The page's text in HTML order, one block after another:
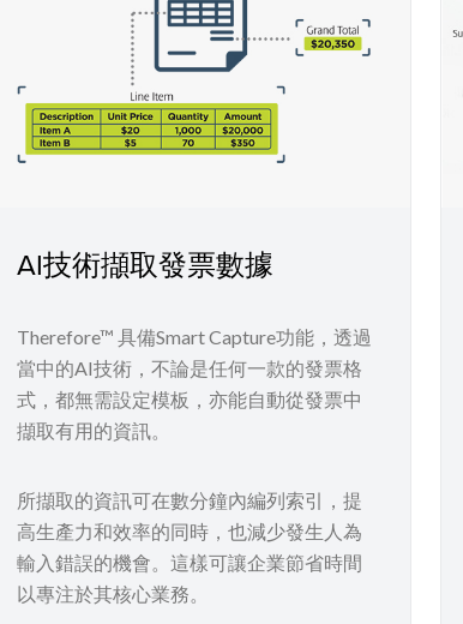
AI技術擷取發票數據
Therefore™ 具備Smart Capture功能，透過
當中的AI技術，不論是任何一款的發票格
式，都無需設定模板，亦能自動從發票中
擷取有用的資訊。
所擷取的資訊可在數分鐘內編列索引，提
高生產力和效率的同時，也減少發生人為
輸入錯誤的機會。這樣可讓企業節省時間
以專注於其核心業務。